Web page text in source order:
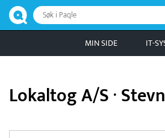
Søk i Paqle
MIN SIDE IT-
Lokaltog A/S ·